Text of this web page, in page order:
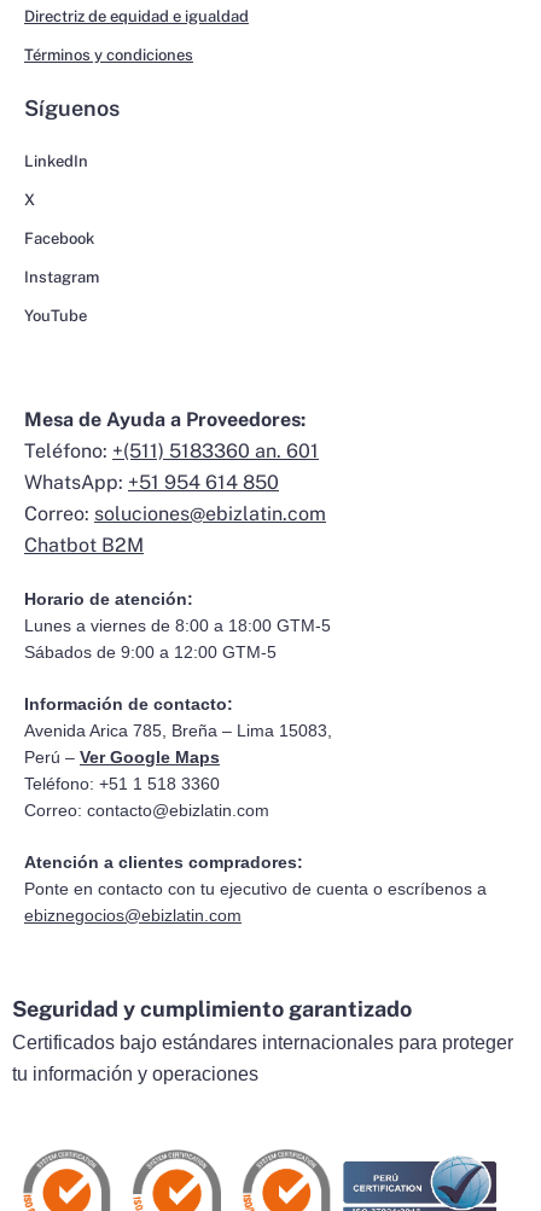
Directriz de equidad e igualdad
Términos y condiciones
Síguenos
LinkedIn
X
Facebook
Instagram
YouTube
Mesa de Ayuda a Proveedores:
Teléfono: +(511) 5183360 an. 601
WhatsApp: +51 954 614 850
Correo: soluciones@ebizlatin.com
Chatbot B2M
Horario de atención:
Lunes a viernes de 8:00 a 18:00 GTM-5
Sábados de 9:00 a 12:00 GTM-5
Información de contacto:
Avenida Arica 785, Breña – Lima 15083,
Perú – Ver Google Maps
Teléfono: +51 1 518 3360
Correo: contacto@ebizlatin.com
Atención a clientes compradores:
Ponte en contacto con tu ejecutivo de cuenta o escríbenos a
ebiznegocios@ebizlatin.com
Seguridad y cumplimiento garantizado
Certificados bajo estándares internacionales para proteger
tu información y operaciones